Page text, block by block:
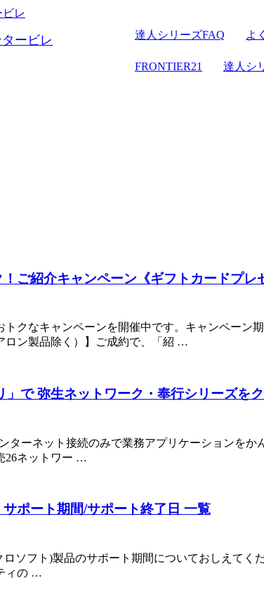
達人シリーズFAQ
よ
FRONTIER21
達人シ
ご紹介キャンペーン《ギフトカードプレ
クなキャンペーンを開催中です。キャンペーン
ロン製品除く）】ご成約で、「紹 …
」で 弥生ネットワーク・奉行シリーズを
ターネット接続のみで業務アプリケーションを
26ネットワー …
ポート期間/サポート終了日 一覧
ソフト)製品のサポート期間についておしえて
ィの …